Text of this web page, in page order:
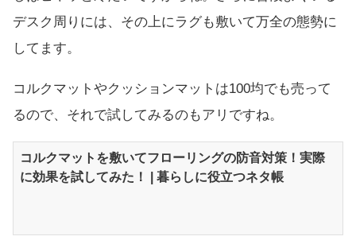
デスク周りには、その上にラグも敷いて万全の態勢に
してます。
コルクマットやクッションマットは100均でも売って
るので、それで試してみるのもアリですね。
コルクマットを敷いてフローリングの防音対策！実際
に効果を試してみた！ | 暮らしに役立つネタ帳